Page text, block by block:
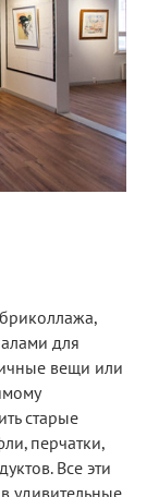
для
вещи или
старые
перчатки,
Все эти